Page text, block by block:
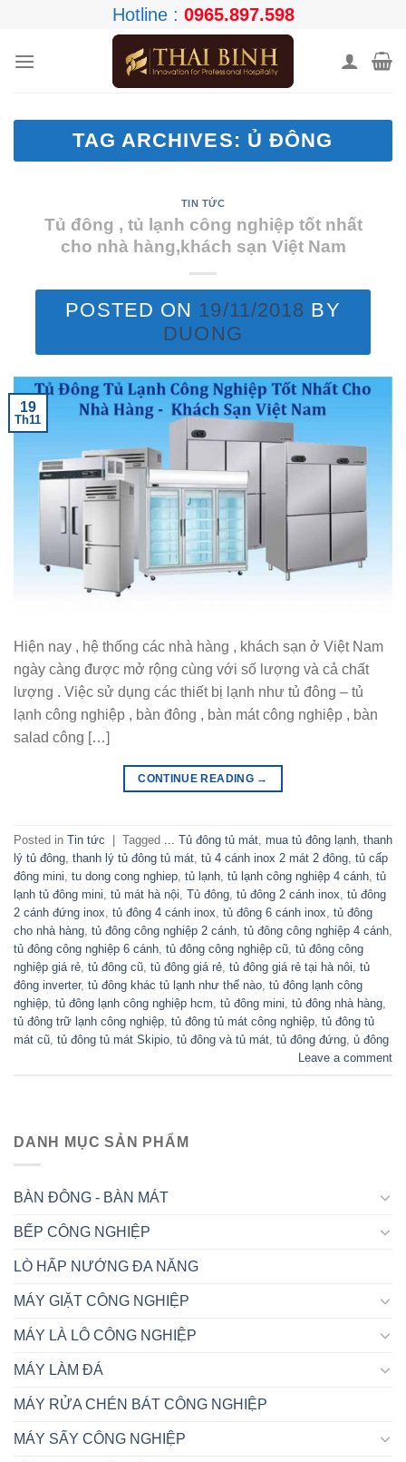
content
Hotline : 0965.897.598
TAG ARCHIVES: Ủ ĐÔNG
TIN TỨC
Tủ đông , tủ lạnh công nghiệp tốt nhất
cho nhà hàng,khách sạn Việt Nam
POSTED ON 19/11/2018 BY
DUONG
19
Th11
Hiện nay , hệ thống các nhà hàng , khách sạn ở Việt Nam
ngày càng được mở rộng cùng với số lượng và cả chất
lượng . Việc sử dụng các thiết bị lạnh như tủ đông – tủ
lạnh công nghiệp , bàn đông , bàn mát công nghiệp , bàn
salad công […]
CONTINUE READING →
Posted in Tin tức Tagged ... Tủ đông tủ mát, mua tủ đông lạnh, thanh
lý tủ đông, thanh lý tủ đông tủ mát, tủ 4 cánh inox 2 mát 2 đông, tủ cấp
đông mini, tu dong cong nghiep, tủ lạnh, tủ lạnh công nghiệp 4 cánh, tủ
lạnh tủ đông mini, tủ mát hà nội, Tủ đông, tủ đông 2 cánh inox, tủ đông
2 cánh đứng inox, tủ đông 4 cánh inox, tủ đông 6 cánh inox, tủ đông
cho nhà hàng, tủ đông công nghiệp 2 cánh, tủ đông công nghiệp 4 cánh,
tủ đông công nghiệp 6 cánh, tủ đông công nghiệp cũ, tủ đông công
nghiệp giá rẻ, tủ đông cũ, tủ đông giá rẻ, tủ đông giá rẻ tại hà nôi, tủ
đông inverter, tủ đông khác tủ lạnh như thế nào, tủ đông lạnh công
nghiệp, tủ đông lạnh công nghiệp hcm, tủ đông mini, tủ đông nhà hàng,
tủ đông trữ lạnh công nghiệp, tủ đông tủ mát công nghiệp, tủ đông tủ
mát cũ, tủ đông tủ mát Skipio, tủ đông và tủ mát, tủ đông đứng, ủ đông
Leave a comment
DANH MỤC SẢN PHẨM
BÀN ĐÔNG - BÀN MÁT
BẾP CÔNG NGHIỆP
LÒ HẤP NƯỚNG ĐA NĂNG
MÁY GIẶT CÔNG NGHIỆP
MÁY LÀ LÔ CÔNG NGHIỆP
MÁY LÀM ĐÁ
MÁY RỬA CHÉN BÁT CÔNG NGHIỆP
MÁY SẤY CÔNG NGHIỆP